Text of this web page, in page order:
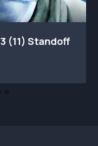
(11) Standoff